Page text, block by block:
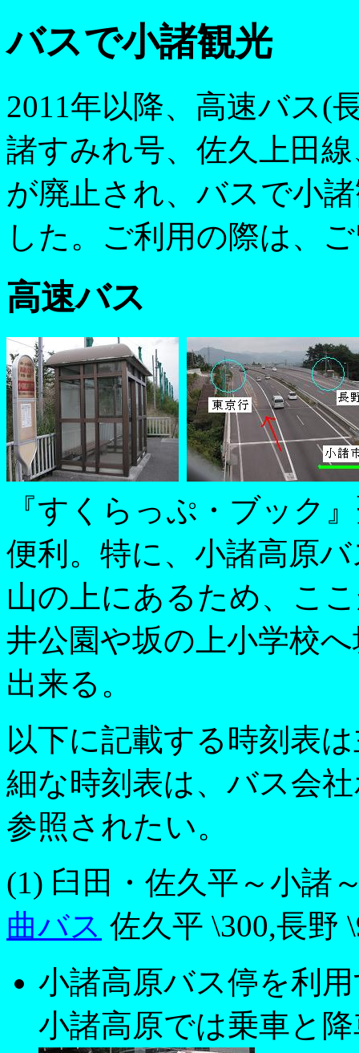
バスで小諸観光
2011年以降、高速バス(
諸すみれ号、佐久上田
が廃止され、バスで小
した。ご利用の際は、
高速バス
『すくらっぷ・ブック
便利。特に、小諸高原
山の上にあるため、こ
井公園や坂の上小学校
出来る。
以下に記載する時刻表
細な時刻表は、バス会
参照されたい。
(1) 臼田・佐久平～小諸
曲バス 佐久平 \300,長野
小諸高原バス停を利
小諸高原では乗車と